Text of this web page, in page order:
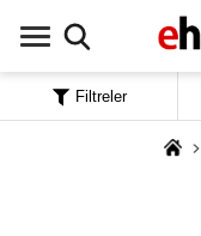
Filtreler